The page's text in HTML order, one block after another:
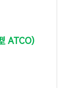
ATCO)